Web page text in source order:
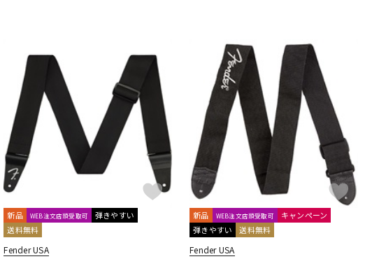
新品 WEB注文店頭受取可
弾きやすい
送料無料
Fender USA
新品 WEB注文店頭受取可
キャンペーン
弾きやすい
送料無料
Fender USA